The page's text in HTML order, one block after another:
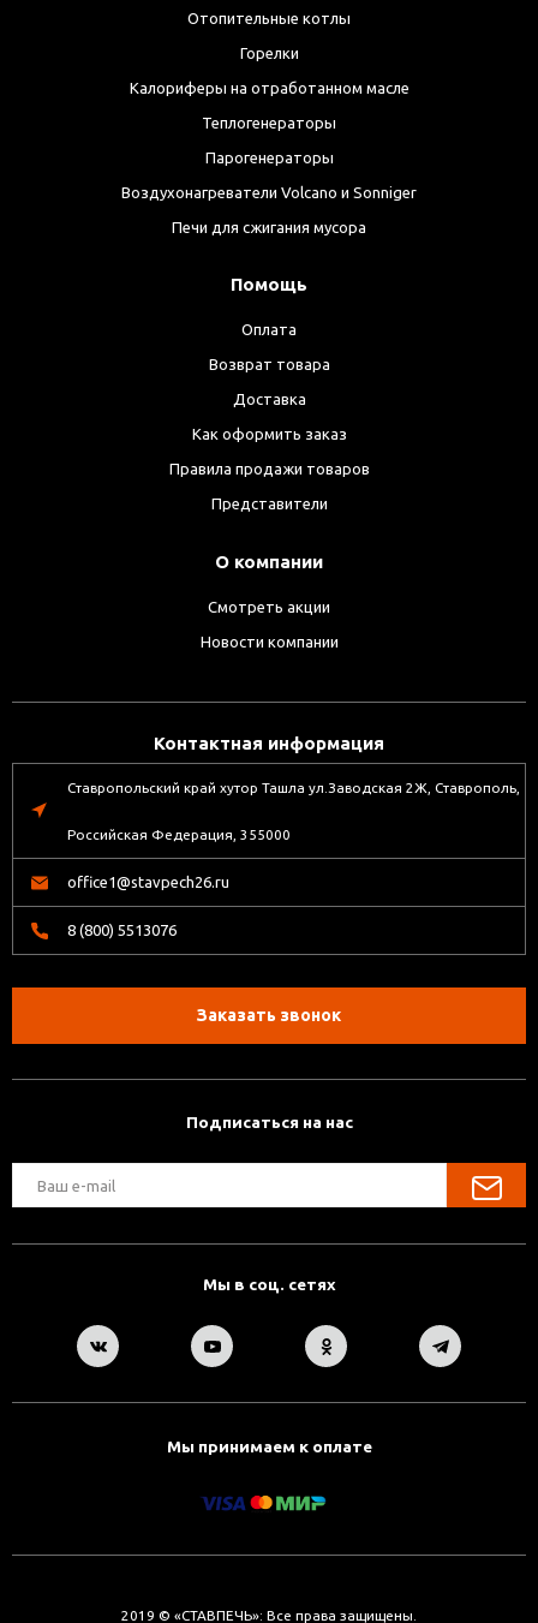
Отопительные котлы
Горелки
Калориферы на отработанном масле
Теплогенераторы
Парогенераторы
Воздухонагреватели Volcano и Sonniger
Печи для сжигания мусора
Помощь
Оплата
Возврат товара
Доставка
Как оформить заказ
Правила продажи товаров
Представители
О компании
Смотреть акции
Новости компании
Контактная информация
Ставропольский край хутор Ташла ул.Заводская 2Ж, Ставрополь,
Российская Федерация, 355000
office1@stavpech26.ru
8 (800) 5513076
Заказать звонок
Подписаться на нас
Мы в соц. сетях
Мы принимаем к оплате
2019 © «СТАВПЕЧЬ»: Все права защищены.